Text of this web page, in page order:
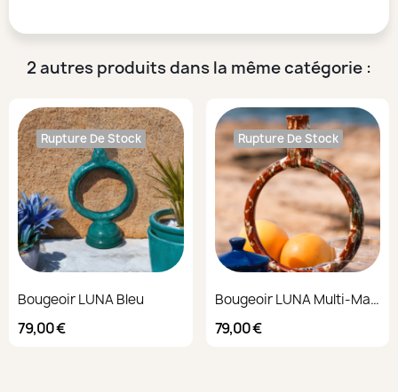
2 autres produits dans la même catégorie :
Rupture De Stock
Bougeoir LUNA Bleu
79,00 €
Rupture De Stock
Bougeoir LUNA Multi-Marron
79,00 €